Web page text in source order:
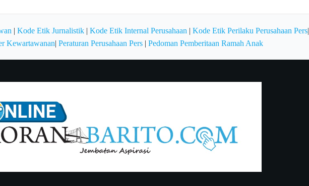
| Kode Etik Jurnalistik | Kode Etik Internal Perusahaan | Kode Etik Perilaku Perusahaan Pers|
Kewartawanan| Peraturan Perusahaan Pers| Pedoman Pemberitaan Ramah Anak